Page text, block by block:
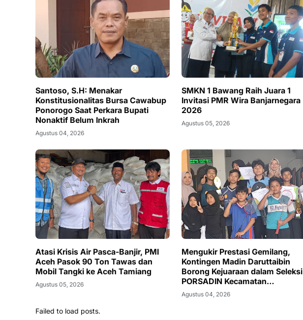
Santoso, S.H: Menakar
Konstitusionalitas Bursa Cawabup
Ponorogo Saat Perkara Bupati
Nonaktif Belum Inkrah
Agustus 04, 2026
SMKN 1 Bawang Raih Juara 1
Invitasi PMR Wira Banjarnegara
2026
Agustus 05, 2026
Atasi Krisis Air Pasca-Banjir, PMI
Aceh Pasok 90 Ton Tawas dan
Mobil Tangki ke Aceh Tamiang
Agustus 05, 2026
Mengukir Prestasi Gemilang,
Kontingen Madin Daruttaibin
Borong Kejuaraan dalam Seleksi
PORSADIN Kecamatan
Campurdarat 2026
Agustus 04, 2026
Failed to load posts.